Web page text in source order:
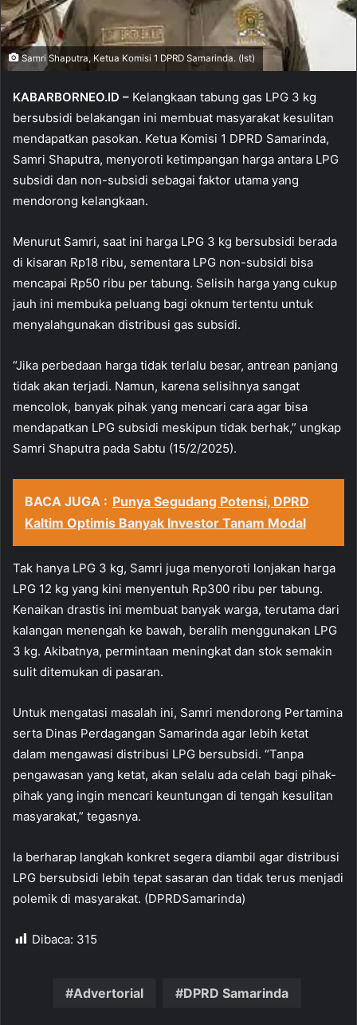
Samri Shaputra, Ketua Komisi 1 DPRD Samarinda. (Ist)
KABARBORNEO.ID – Kelangkaan tabung gas LPG 3 kg
bersubsidi belakangan ini membuat masyarakat kesulitan
mendapatkan pasokan. Ketua Komisi 1 DPRD Samarinda,
Samri Shaputra, menyoroti ketimpangan harga antara LPG
subsidi dan non-subsidi sebagai faktor utama yang
mendorong kelangkaan.
Menurut Samri, saat ini harga LPG 3 kg bersubsidi berada
di kisaran Rp18 ribu, sementara LPG non-subsidi bisa
mencapai Rp50 ribu per tabung. Selisih harga yang cukup
jauh ini membuka peluang bagi oknum tertentu untuk
menyalahgunakan distribusi gas subsidi.
“Jika perbedaan harga tidak terlalu besar, antrean panjang
tidak akan terjadi. Namun, karena selisihnya sangat
mencolok, banyak pihak yang mencari cara agar bisa
mendapatkan LPG subsidi meskipun tidak berhak,” ungkap
Samri Shaputra pada Sabtu (15/2/2025).
BACA JUGA : Punya Segudang Potensi, DPRD
Kaltim Optimis Banyak Investor Tanam Modal
Tak hanya LPG 3 kg, Samri juga menyoroti lonjakan harga
LPG 12 kg yang kini menyentuh Rp300 ribu per tabung.
Kenaikan drastis ini membuat banyak warga, terutama dari
kalangan menengah ke bawah, beralih menggunakan LPG
3 kg. Akibatnya, permintaan meningkat dan stok semakin
sulit ditemukan di pasaran.
Untuk mengatasi masalah ini, Samri mendorong Pertamina
serta Dinas Perdagangan Samarinda agar lebih ketat
dalam mengawasi distribusi LPG bersubsidi. “Tanpa
pengawasan yang ketat, akan selalu ada celah bagi pihak-
pihak yang ingin mencari keuntungan di tengah kesulitan
masyarakat,” tegasnya.
Ia berharap langkah konkret segera diambil agar distribusi
LPG bersubsidi lebih tepat sasaran dan tidak terus menjadi
polemik di masyarakat. (DPRDSamarinda)
Dibaca: 315
Advertorial DPRD Samarinda